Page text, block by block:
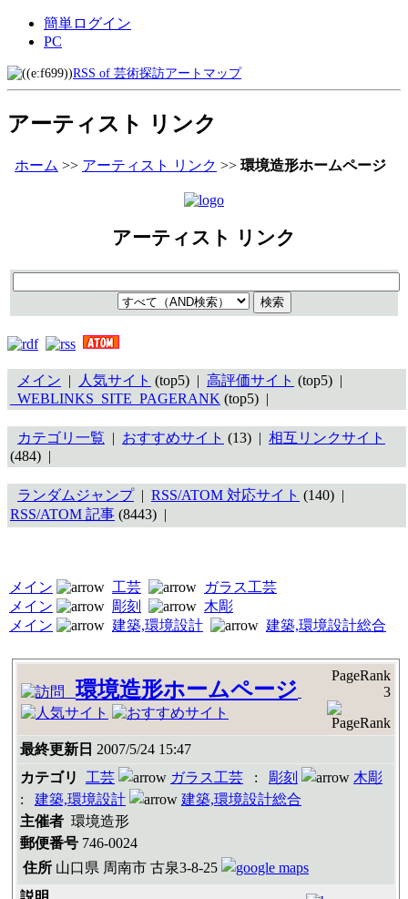
簡単ログイン
PC
RSS of 芸術探訪アートマップ
アーティスト リンク
ホーム >> アーティスト リンク >> 環境造形ホームページ
アーティスト リンク
メイン | 人気サイト (top5) | 高評価サイト (top5) |
_WEBLINKS_SITE_PAGERANK (top5) |
カテゴリ一覧 | おすすめサイト (13) | 相互リンクサイト
(484) |
ランダムジャンプ| RSS/ATOM 対応サイト (140) |
RSS/ATOM 記事 (8443) |
メイン 工芸
ガラス工芸
メイン
彫刻
木彫
メイン
建築,環境設計 建築,環境設計総合
環境造形ホームページ
PageRank
3
最終更新日 2007/5/24 15:47
カテゴリ
工芸 ガラス工芸 : 彫刻
木彫
: 建築,環境設計
建築,環境設計総合
主催者 環境造形
郵便番号 746-0024
住所 山口県 周南市 古泉3-8-25